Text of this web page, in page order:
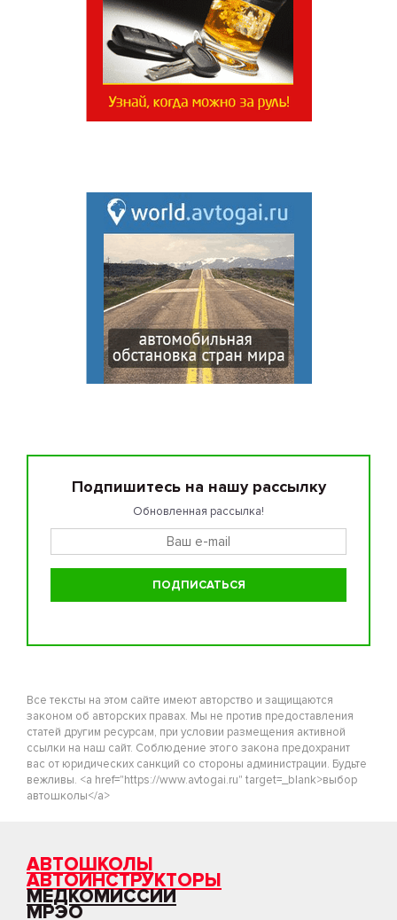
Подпишитесь на нашу рассылку
Обновленная рассылка!
Все тексты на этом сайте имеют авторство и защищаются
законом об авторских правах. Мы не против предоставления
статей другим ресурсам, при условии размещения активной
ссылки на наш сайт. Соблюдение этого закона предохранит
вас от юридических санкций со стороны администрации. Будьте
вежливы. <a href="https://www.avtogai.ru" target=_blank>выбор
автошколы</a>
АВТОШКОЛЫ
АВТОИНСТРУКТОРЫ
МЕДКОМИССИИ
МРЭО